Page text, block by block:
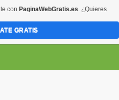
con PaginaWebGratis.es. ¿Quieres
GRATIS